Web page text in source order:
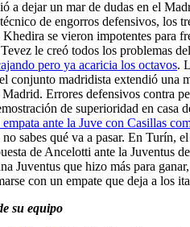
a dejar un mar de dudas en el
de engorros defensivos, los
se vieron impotentes para
le creó todos los problemas
pero ya acaricia los octavos.
conjunto madridista extendió una
Errores defensivos contra
de superioridad en
ante la Juve con Casillas
sabes qué va a pasar. En Turín,
de Ancelotti ante la Juventus
Juventus que hizo más para
con un empate que deja a los
su equipo